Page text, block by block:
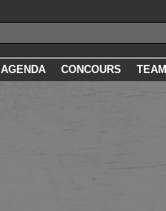
AGENDA CONCOURS TEAM